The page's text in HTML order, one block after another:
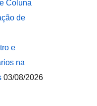
Coluna
de
e
na
03/08/2026